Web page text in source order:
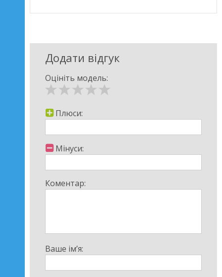
Додати відгук
Оцініть модель:
Плюси:
Мінуси:
Коментар:
Ваше ім’я: